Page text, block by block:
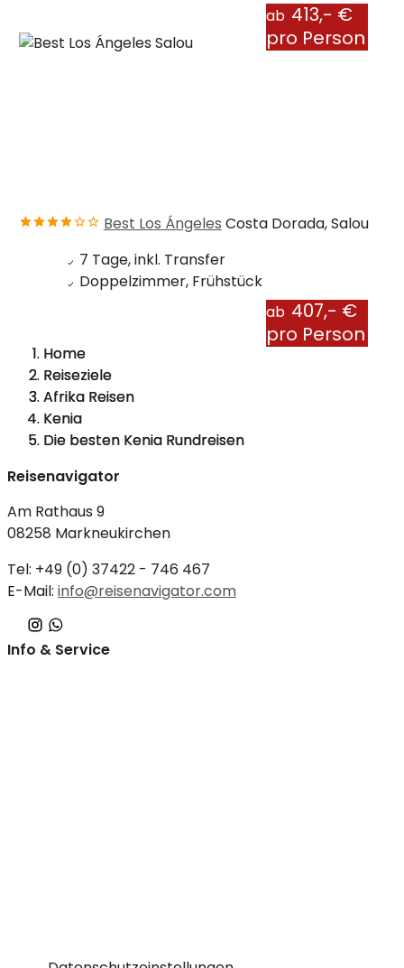
ab 413,- €
pro Person
Best Los Ángeles Costa Dorada, Salou
7 Tage, inkl. Transfer
Doppelzimmer, Frühstück
ab 407,- €
pro Person
Home
Reiseziele
Afrika Reisen
Kenia
Die besten Kenia Rundreisen
Reisenavigator
Am Rathaus 9
08258 Markneukirchen
Tel: +49 (0) 37422 - 746 467
E-Mail: info@reisenavigator.com
Info & Service